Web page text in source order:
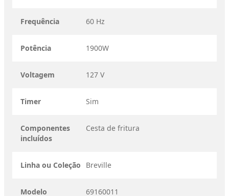
Frequência 60 Hz
Potência 1900W
Voltagem 127 V
Timer Sim
Componentes
incluídos
Cesta de fritura
Linha ou Coleção Breville
Modelo 69160011